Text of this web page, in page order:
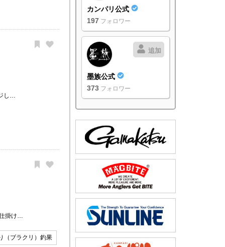
し…
掛け…
（ブラクリ）釣果
カンパリ公式
197 フォロワー
追加
墨族公式
373 フォロワー